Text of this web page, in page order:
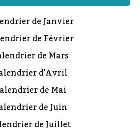
de Janvier
de Février
de Mars
d'Avril
de Mai
de Juin
de Juillet